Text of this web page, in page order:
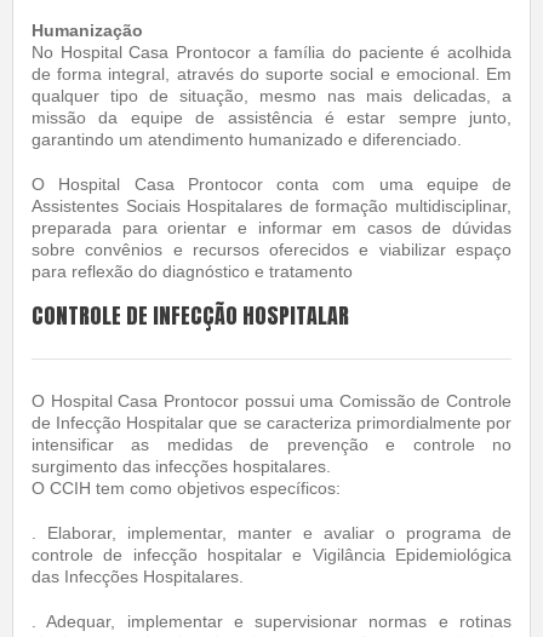
Humanização
No Hospital Casa Prontocor a família do paciente é acolhida
de forma integral, através do suporte social e emocional. Em
qualquer tipo de situação, mesmo nas mais delicadas, a
missão da equipe de assistência é estar sempre junto,
garantindo um atendimento humanizado e diferenciado.
O Hospital Casa Prontocor conta com uma equipe de
Assistentes Sociais Hospitalares de formação multidisciplinar,
preparada para orientar e informar em casos de dúvidas
sobre convênios e recursos oferecidos e viabilizar espaço
para reflexão do diagnóstico e tratamento
CONTROLE DE INFECÇÃO HOSPITALAR
O Hospital Casa Prontocor possui uma Comissão de Controle
de Infecção Hospitalar que se caracteriza primordialmente por
intensificar as medidas de prevenção e controle no
surgimento das infecções hospitalares.
O CCIH tem como objetivos específicos:
. Elaborar, implementar, manter e avaliar o programa de
controle de infecção hospitalar e Vigilância Epidemiológica
das Infecções Hospitalares.
. Adequar, implementar e supervisionar normas e rotinas